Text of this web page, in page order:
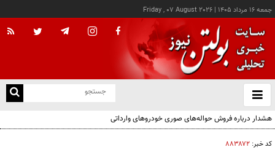
جمعه ۱۶ مرداد ۱۴۰۵ |
Friday , 07 August 2026
باز
و
هشدار درباره فروش حواله‌های صوری خودروهای وارداتی
کد خبر: ۸۸۳۸۷۲